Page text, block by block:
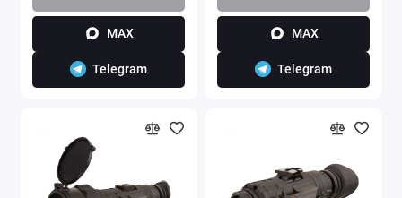
MAX
Telegram
MAX
Telegram